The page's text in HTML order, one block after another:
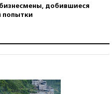
добившиеся
попытки